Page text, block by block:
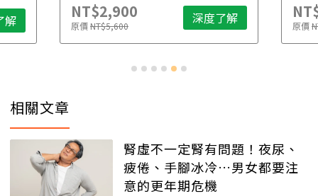
解 NT$2,500
原價NT$4,888 深度了解 原價
相關文章
腎虛不一定腎有問題！夜尿、
疲倦、手腳冰冷…男女都要注
意的更年期危機